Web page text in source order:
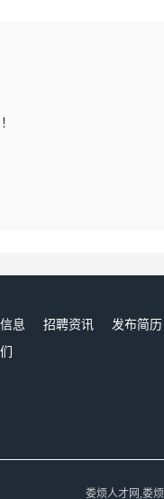
息 招聘资讯 发布简历
娄烦人才网,娄